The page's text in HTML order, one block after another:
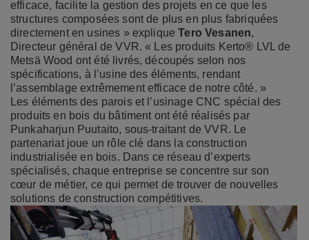
efficace, facilite la gestion des projets en ce que les
structures composées sont de plus en plus fabriquées
directement en usines » expliqueTero Vesanen,
Directeur général de VVR. « Les produits Kerto® LVL de
Metsä Wood ont été livrés, découpés selon nos
spécifications, à l’usine des éléments, rendant
l’assemblage extrêmement efficace de notre côté. »
Les éléments des parois et l’usinage CNC spécial des
produits en bois du bâtiment ont été réalisés par
Punkaharjun Puutaito, sous-traitant de VVR. Le
partenariat joue un rôle clé dans la construction
industrialisée en bois. Dans ce réseau d’experts
spécialisés, chaque entreprise se concentre sur son
cœur de métier, ce qui permet de trouver de nouvelles
solutions de construction compétitives.